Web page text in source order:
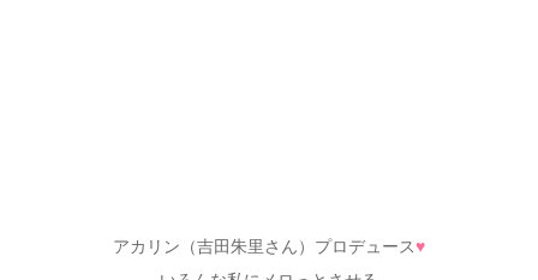
アカリン（吉田朱里さん）プロデュース♥